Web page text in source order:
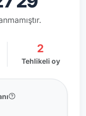
2
Tehlikeli oy